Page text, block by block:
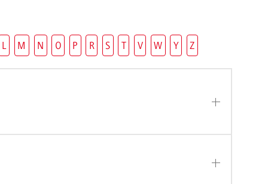
L M N O P R S T V W Y Z